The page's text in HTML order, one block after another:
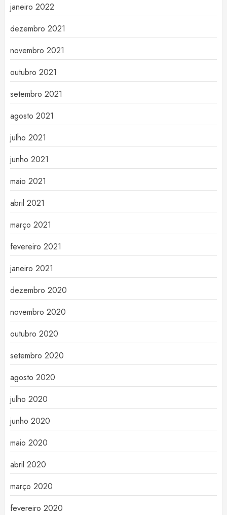
janeiro 2022
dezembro 2021
novembro 2021
outubro 2021
setembro 2021
agosto 2021
julho 2021
junho 2021
maio 2021
abril 2021
março 2021
fevereiro 2021
janeiro 2021
dezembro 2020
novembro 2020
outubro 2020
setembro 2020
agosto 2020
julho 2020
junho 2020
maio 2020
abril 2020
março 2020
fevereiro 2020